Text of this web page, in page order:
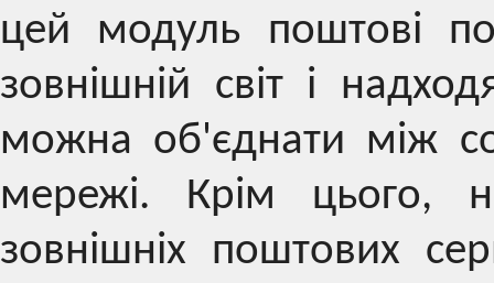
цей модуль поштові
зовнішній світ і
можна об'єднати між
мережі. Крім цього,
зовнішніх поштових